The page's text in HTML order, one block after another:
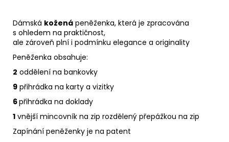
Dámská kožená peněženka, která je zpracována
s ohledem na praktičnost,
ale zároveň plní i podmínku elegance a originality
Peněženka obsahuje:
2 oddělení na bankovky
9 přihrádka na karty a vizitky
6přihrádka na doklady
1 vnější mincovník na zip rozdělený přepážkou na zip
Zapínání peněženky je na patent